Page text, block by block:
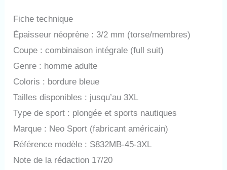
Fiche technique
Épaisseur néoprène : 3/2 mm (torse/membres)
Coupe : combinaison intégrale (full suit)
Genre : homme adulte
Coloris : bordure bleue
Tailles disponibles : jusqu’au 3XL
Type de sport : plongée et sports nautiques
Marque : Neo Sport (fabricant américain)
Référence modèle : S832MB-45-3XL
Note de la rédaction 17/20